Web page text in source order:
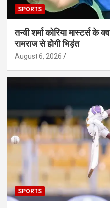
SPORTS
तन्वी शर्मा कोरिया मास्टर्स के
रामराज से होगी भिड़ंत
August 6, 2026
SPORTS